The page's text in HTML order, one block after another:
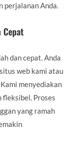
perjalanan Anda.
Cepat
dan cepat. Anda
web kami atau
menyediakan
fleksibel. Proses
yang ramah